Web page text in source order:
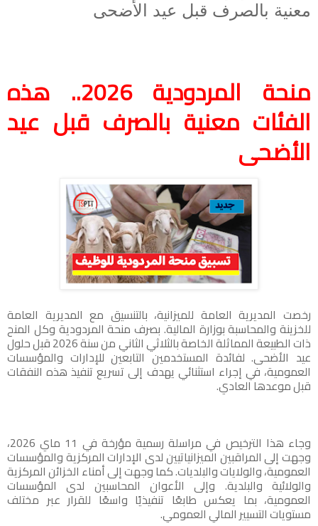
معنية بالصرف قبل عيد الأضحى
منحة المردودية 2026.. هذه
الفئات معنية بالصرف قبل عيد
الأضحى
رخصت المديرية العامة للميزانية، بالتنسيق مع المديرية العامة
للخزينة والمحاسبة بوزارة المالية. بصرف منحة المردودية وكل المنح
ذات الطبيعة المماثلة الخاصة بالثلاثي الثاني من سنة 2026 قبل حلول
عيد الأضحى. لفائدة المستخدمين التابعين للإدارات والمؤسسات
العمومية، في إجراء استثنائي يهدف إلى تسريع تنفيذ هذه النفقات
قبل موعدها العادي.
وجاء هذا الترخيص في مراسلة رسمية مؤرخة في 11 ماي 2026،
وجهت إلى المراقبين الميزانياتيين لدى الإدارات المركزية والمؤسسات
العمومية، والولايات والبلديات. كما وجهت إلى أمناء الخزائن المركزية
والولائية والبلدية. وإلى الأعوان المحاسبين لدى المؤسسات
العمومية، بما يعكس طابعًا تنفيذيًا واسعًا للقرار عبر مختلف
مستويات التسيير المالي العمومي.